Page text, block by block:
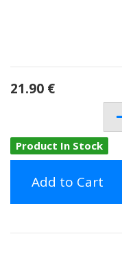
21.90 €
Product In Stock
Add to Cart